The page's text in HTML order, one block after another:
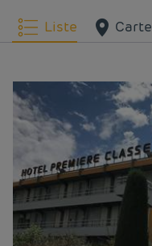
Liste Carte